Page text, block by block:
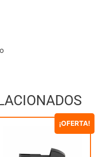
¡OFERTA!